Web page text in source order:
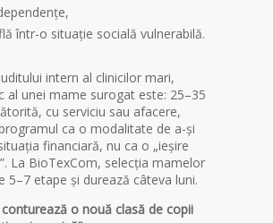
într-o situație socială vulnerabilă.
intern al clinicilor mari,
al unei mame surogat este: 25–35
cu serviciu sau afacere,
ca o modalitate de a-și
financiară, nu ca o „ieșire
La BioTexCom, selecția mamelor
5–7 etape și durează câteva luni.
o nouă clasă de copii